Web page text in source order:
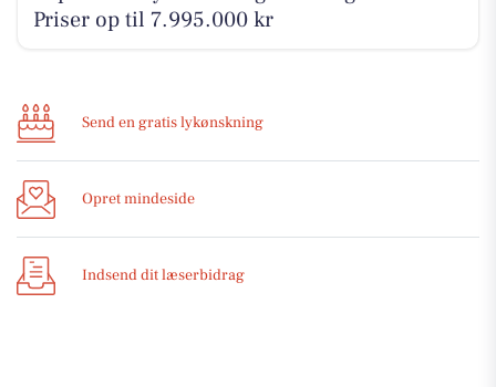
Priser op til 7.995.000 kr
Send en gratis lykønskning
Opret mindeside
Indsend dit læserbidrag